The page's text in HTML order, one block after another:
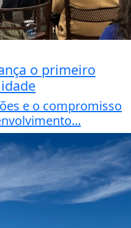
o primeiro
e o compromisso